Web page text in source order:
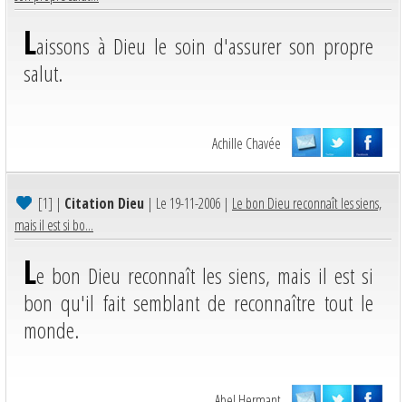
Laissons à Dieu le soin d'assurer son propre
salut.
Achille Chavée
[1] | Citation Dieu | Le 19-11-2006 | Le bon Dieu reconnaît les siens,
mais il est si bo...
Le bon Dieu reconnaît les siens, mais il est si
bon qu'il fait semblant de reconnaître tout le
monde.